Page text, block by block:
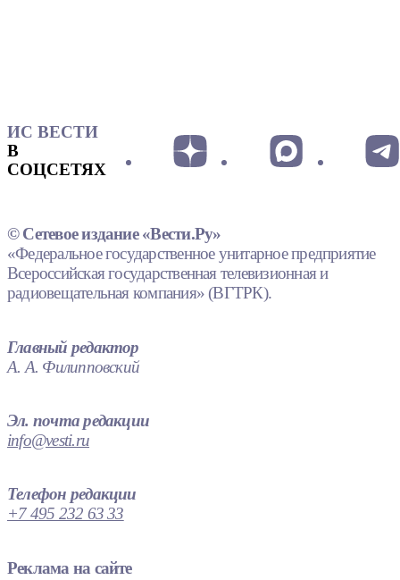
ИС ВЕСТИ
В
СОЦСЕТЯХ
© Сетевое издание «Вести.Ру»
«Федеральное государственное унитарное предприятие
Всероссийская государственная телевизионная и
радиовещательная компания» (ВГТРК).
Главный редактор
А. А. Филипповский
Эл. почта редакции
info@vesti.ru
Телефон редакции
+7 495 232 63 33
Реклама на сайте